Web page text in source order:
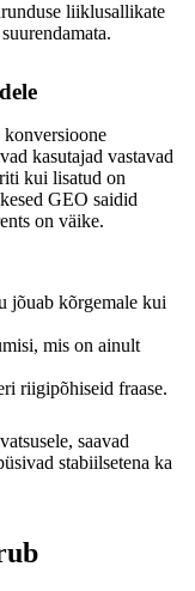
liiklusallikate
kasutajad vastavad
kui lisatud on
GEO saidid
on väike.
jõuab kõrgemale kui
mis on ainult
riigipõhiseid fraase.
saavad
stabiilsetena ka